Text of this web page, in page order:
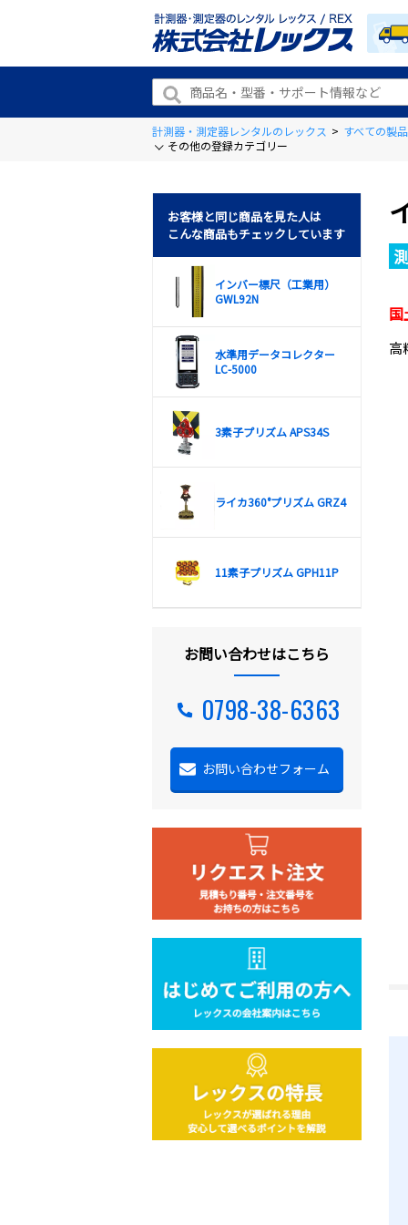
計測器・測定器レンタルのレックス > すべての製品
その他の登録カテゴリー
高
お客様と同じ商品を見た人は
こんな商品もチェックしています
インバー標尺（工業用）
GWL92N
水準用データコレクター
LC-5000
3素子プリズム APS34S
ライカ360°プリズム GRZ4
11素子プリズム GPH11P
お問い合わせはこちら
0798-38-6363
お問い合わせフォーム